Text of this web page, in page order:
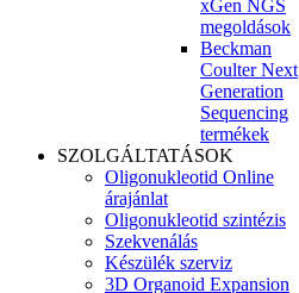
xGen NGS
megoldások
Beckman
Coulter Next
Generation
Sequencing
termékek
SZOLGÁLTATÁSOK
Oligonukleotid Online
árajánlat
Oligonukleotid szintézis
Szekvenálás
Készülék szerviz
3D Organoid Expansion